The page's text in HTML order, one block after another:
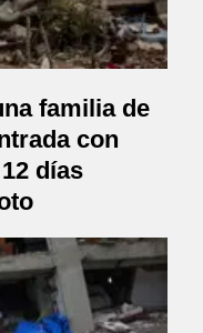
familia de
con
días